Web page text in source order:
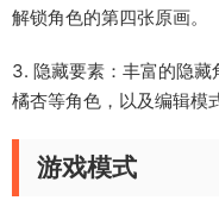
解锁角色的第四张原画。
3. 隐藏要素：丰富的隐藏
橘杏等角色，以及编辑模
游戏模式